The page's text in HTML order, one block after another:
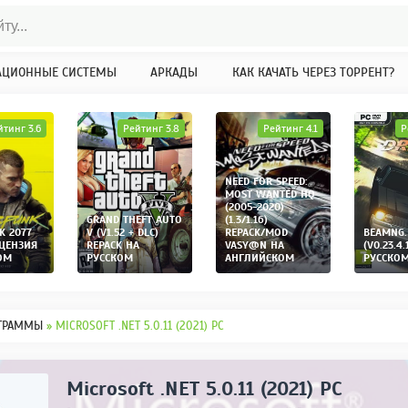
СИСТЕМЫ АРКАДЫ КАК КАЧАТЬ ЧЕРЕЗ ТОРРЕНТ?
2077
3.6
GRAND THEFT AUTO
V (V1.52 + DLC)
REPACK НА
РУССКОМ
Рейтинг 3.8
NEED FOR SPEED:
MOST WANTED HQ
(2005-2020)
(1.3/1.16)
REPACK/MOD
VASY@N НА
АНГЛИЙСКОМ
Рейтинг 4.1
» MICROSOFT .NET 5.0.11 (2021) PC
Microsoft .NET 5.0.11 (2021) PC